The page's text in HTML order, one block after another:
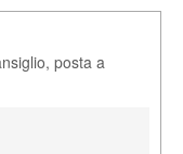
posta a